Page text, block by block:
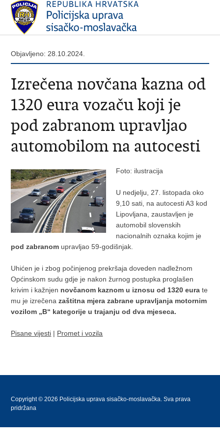
Objavljeno: 28.10.2024.
Izrečena novčana kazna od
1320 eura vozaču koji je
pod zabranom upravljao
automobilom na autocesti
Foto: ilustracija
U nedjelju, 27. listopada oko
9,10 sati, na autocesti A3 kod
Lipovljana, zaustavljen je
automobil slovenskih
nacionalnih oznaka kojim je
pod zabranom upravljao 59-godišnjak.
Uhićen je i zbog počinjenog prekršaja doveden nadležnom
Općinskom sudu gdje je nakon žurnog postupka proglašen
krivim i kažnjen novčanom kaznom u iznosu od 1320 eura te
mu je izrečenazaštitna mjera zabrane upravljanja motornim
vozilom „B“ kategorije u trajanju od dva mjeseca.
Pisane vijesti | Promet i vozila
Copyright © 2026 Policijska uprava sisačko-moslavačka. Sva prava
pridržana